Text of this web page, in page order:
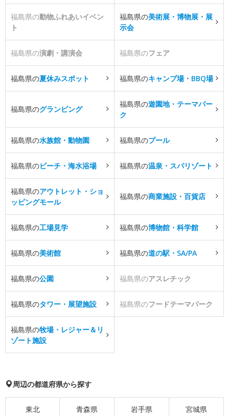
福島県の動物ふれあいイベン
ト
福島県の美術展・博物展・展
示会
福島県の演劇・講演会 福島県のフェア
福島県の夏休みスポット 福島県のキャンプ場・BBQ場
福島県のグランピング
福島県の遊園地・テーマパー
ク
福島県の水族館・動物園 福島県のプール
福島県のビーチ・海水浴場 福島県の温泉・スパリゾート
福島県のアウトレット・ショ
ッピングモール
福島県の商業施設・百貨店
福島県の工場見学 福島県の博物館・科学館
福島県の美術館 福島県の道の駅・SA/PA
福島県の公園 福島県のアスレチック
福島県のタワー・展望施設 福島県のフードテーマパーク
福島県の牧場・レジャー＆リ
ゾート施設
周辺の都道府県から探す
東北 青森県 岩手県 宮城県